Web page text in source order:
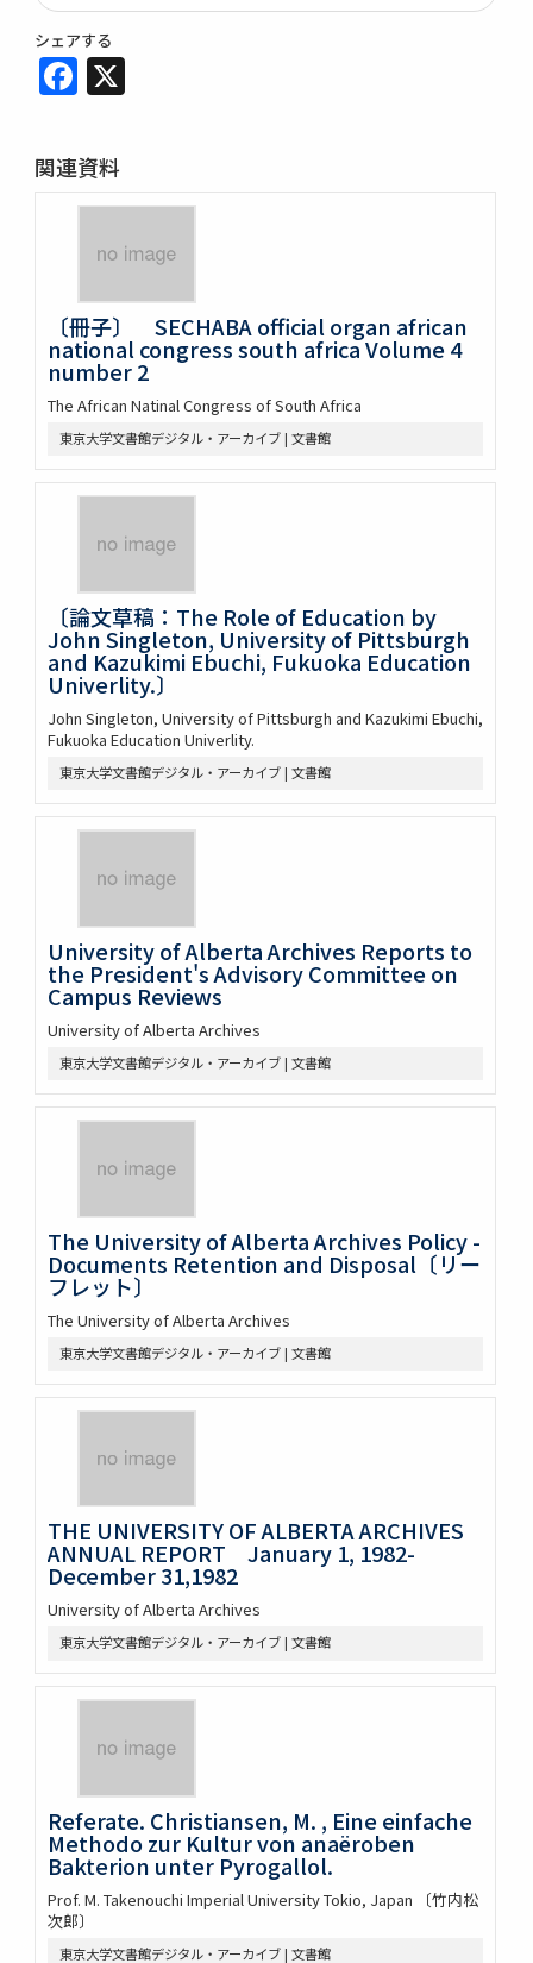
シェアする
Facebook
関連資料
〔冊子〕 SECHABA official organ african
national congress south africa Volume 4
number 2
The African Natinal Congress of South Africa
東京大学文書館デジタル・アーカイブ | 文書館
〔論文草稿：The Role of Education by
John Singleton, University of Pittsburgh
and Kazukimi Ebuchi, Fukuoka Education
Univerlity.〕
John Singleton, University of Pittsburgh and Kazukimi Ebuchi,
Fukuoka Education Univerlity.
東京大学文書館デジタル・アーカイブ | 文書館
University of Alberta Archives Reports to
the President's Advisory Committee on
Campus Reviews
University of Alberta Archives
東京大学文書館デジタル・アーカイブ | 文書館
The University of Alberta Archives Policy -
Documents Retention and Disposal〔リー
フレット〕
The University of Alberta Archives
東京大学文書館デジタル・アーカイブ | 文書館
THE UNIVERSITY OF ALBERTA ARCHIVES
ANNUAL REPORT January 1, 1982-
December 31,1982
University of Alberta Archives
東京大学文書館デジタル・アーカイブ | 文書館
Referate. Christiansen, M. , Eine einfache
Methodo zur Kultur von anaëroben
Bakterion unter Pyrogallol.
Prof. M. Takenouchi Imperial University Tokio, Japan 〔竹内松
次郎〕
東京大学文書館デジタル・アーカイブ | 文書館